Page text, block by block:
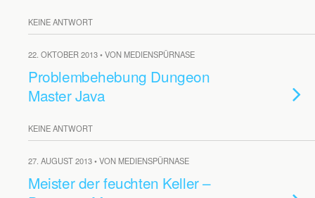
KEINE ANTWORT
22. OKTOBER 2013 • VON MEDIENSPÜRNASE
Problembehebung Dungeon
Master Java
KEINE ANTWORT
27. AUGUST 2013 • VON MEDIENSPÜRNASE
Meister der feuchten Keller –